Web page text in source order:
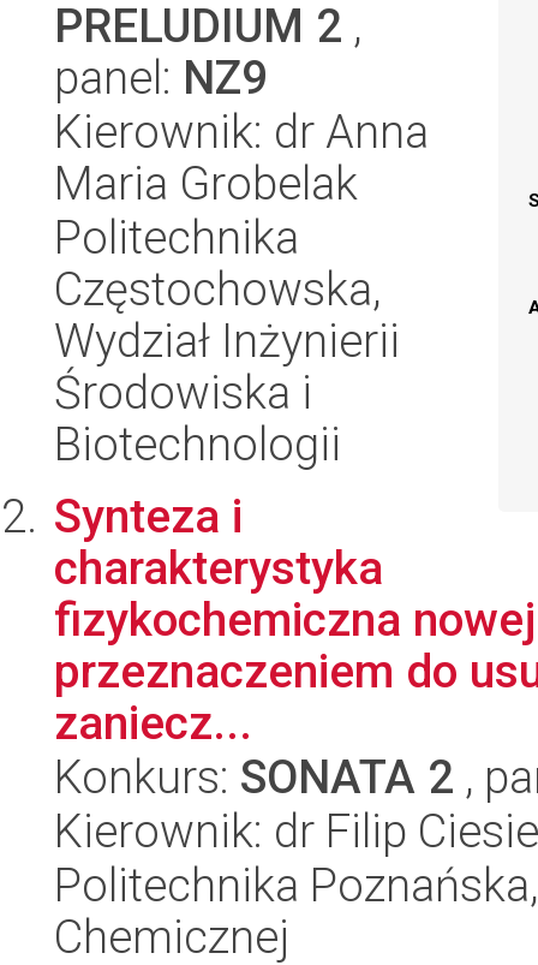
PRELUDIUM 2 ,
panel: NZ9
Kierownik: dr Anna
Maria Grobelak
Politechnika
Częstochowska,
Wydział Inżynierii
Środowiska i
Biotechnologii
Synteza i
charakterystyka
fizykochemiczna
przeznaczeniem do
zaniecz...
Konkurs: SONATA 2 ,
Kierownik: dr Filip
Politechnika
Chemicznej